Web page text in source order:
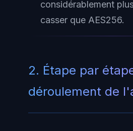
considérablement
casser que AES256.
2. Étape par
déroulement de